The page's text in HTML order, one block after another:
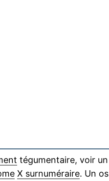
tégumentaire, voir un
X surnuméraire. Un